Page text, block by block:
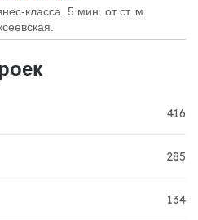
класса. 5 мин. от ст. м.
416
285
134